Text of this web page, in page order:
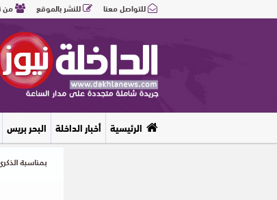
للتواصل معنا للنشر بالموقع من
الرئيسية أخبار الداخلة البحر بريس